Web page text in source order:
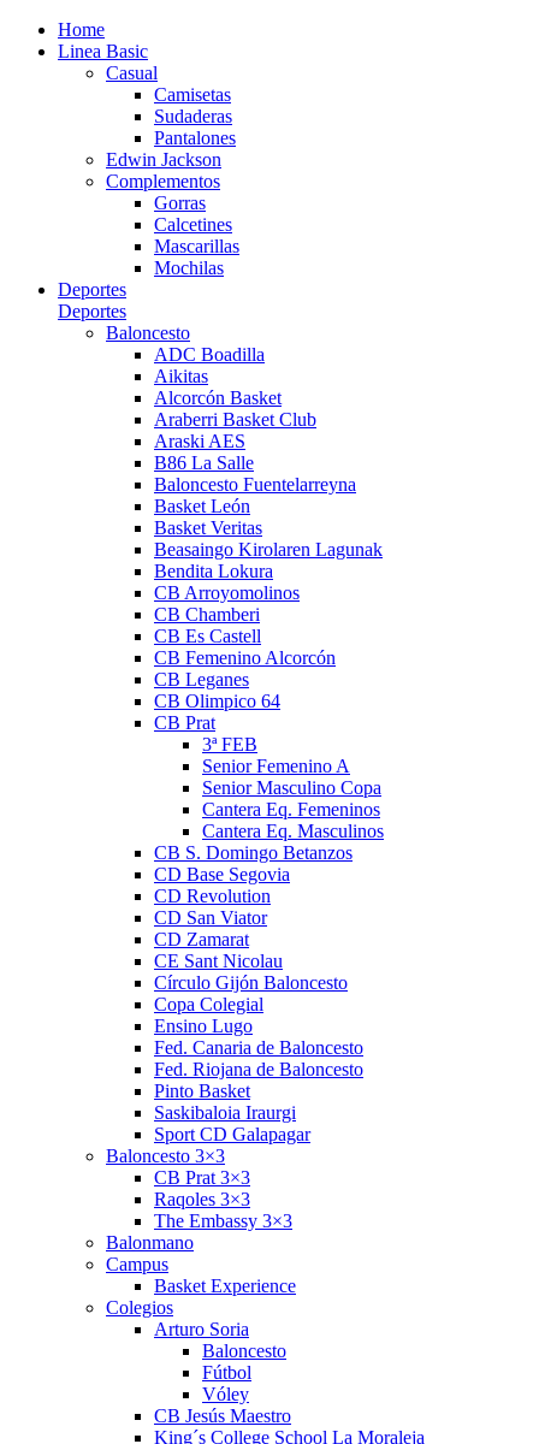
Home
Linea Basic
Casual
Camisetas
Sudaderas
Pantalones
Edwin Jackson
Complementos
Gorras
Calcetines
Mascarillas
Mochilas
Deportes
Deportes
Baloncesto
ADC Boadilla
Aikitas
Alcorcón Basket
Araberri Basket Club
Araski AES
B86 La Salle
Baloncesto Fuentelarreyna
Basket León
Basket Veritas
Beasaingo Kirolaren Lagunak
Bendita Lokura
CB Arroyomolinos
CB Chamberi
CB Es Castell
CB Femenino Alcorcón
CB Leganes
CB Olimpico 64
CB Prat
3ª FEB
Senior Femenino A
Senior Masculino Copa
Cantera Eq. Femeninos
Cantera Eq. Masculinos
CB S. Domingo Betanzos
CD Base Segovia
CD Revolution
CD San Viator
CD Zamarat
CE Sant Nicolau
Círculo Gijón Baloncesto
Copa Colegial
Ensino Lugo
Fed. Canaria de Baloncesto
Fed. Riojana de Baloncesto
Pinto Basket
Saskibaloia Iraurgi
Sport CD Galapagar
Baloncesto 3×3
CB Prat 3×3
Raqoles 3×3
The Embassy 3×3
Balonmano
Campus
Basket Experience
Colegios
Arturo Soria
Baloncesto
Fútbol
Vóley
CB Jesús Maestro
King´s College School La Moraleja